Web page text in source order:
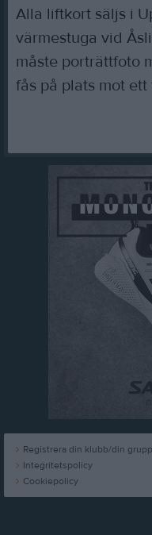
Alla liftkort säljs i
värmestuga vid
måste porträttfoto
fås på plats mot
Registrera din klubb/din grupp
Integritetspolicy
Cookiepolicy